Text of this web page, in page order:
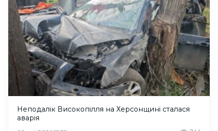
Неподалік Високопілля на Херсонщині сталася
аварія